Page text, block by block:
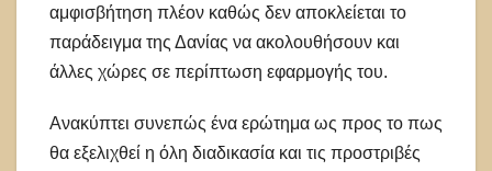
αμφισβήτηση πλέον καθώς δεν αποκλείεται το
παράδειγμα της Δανίας να ακολουθήσουν και
άλλες χώρες σε περίπτωση εφαρμογής του.
Ανακύπτει συνεπώς ένα ερώτημα ως προς το πως
θα εξελιχθεί η όλη διαδικασία και τις προστριβές